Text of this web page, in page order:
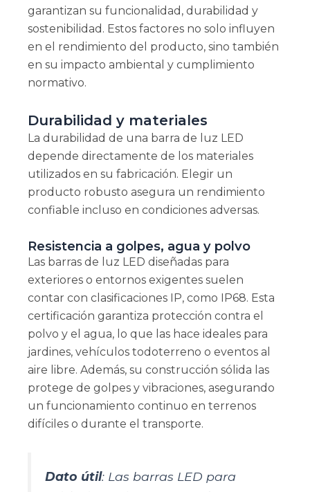
garantizan su funcionalidad, durabilidad y
sostenibilidad. Estos factores no solo influyen
en el rendimiento del producto, sino también
en su impacto ambiental y cumplimiento
normativo.
Durabilidad y materiales
La durabilidad de una barra de luz LED
depende directamente de los materiales
utilizados en su fabricación. Elegir un
producto robusto asegura un rendimiento
confiable incluso en condiciones adversas.
Resistencia a golpes, agua y polvo
Las barras de luz LED diseñadas para
exteriores o entornos exigentes suelen
contar con clasificaciones IP, como IP68. Esta
certificación garantiza protección contra el
polvo y el agua, lo que las hace ideales para
jardines, vehículos todoterreno o eventos al
aire libre. Además, su construcción sólida las
protege de golpes y vibraciones, asegurando
un funcionamiento continuo en terrenos
difíciles o durante el transporte.
Dato útil: Las barras LED para